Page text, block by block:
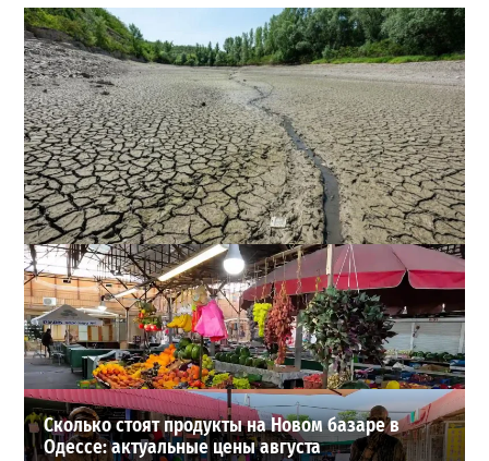
Днестр рекордно обмелел: одесситов просят срочно
экономить воду
2
29-07-2026 в 19:28
ВИБОР РЕДАКЦИИ
Сколько стоят продукты на Новом базаре в
Одессе: актуальные цены августа